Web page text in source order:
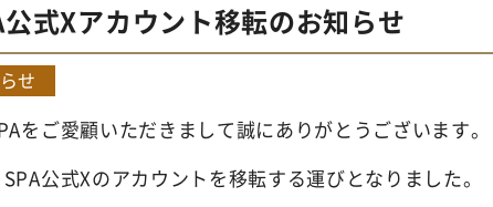
式Xアカウント移転のお知らせ
せ
をご愛顧いただきまして誠にありがとうございます。
公式Xのアカウントを移転する運びとなりました。